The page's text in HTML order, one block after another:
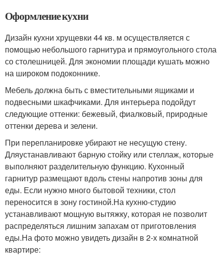
Оформление кухни
Дизайн кухни хрущевки 44 кв. м осуществляется с
помощью небольшого гарнитура и прямоугольного стола
со столешницей. Для экономии площади кушать можно
на широком подоконнике.
Мебель должна быть с вместительными ящиками и
подвесными шкафчиками. Для интерьера подойдут
следующие оттенки: бежевый, фиалковый, природные
оттенки дерева и зелени.
При перепланировке убирают не несущую стену.
Дляустанавливают барную стойку или стеллаж, которые
выполняют разделительную функцию. Кухонный
гарнитур размещают вдоль стены напротив зоны для
еды. Если нужно много бытовой техники, стол
переносится в зону гостиной.На кухню-студию
устанавливают мощную вытяжку, которая не позволит
распределяться лишним запахам от приготовления
еды.На фото можно увидеть дизайн в 2-х комнатной
квартире: